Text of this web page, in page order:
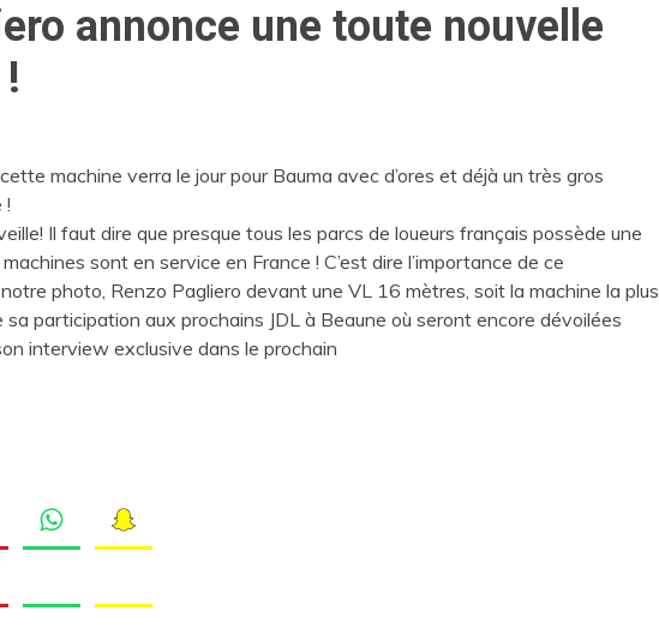
annonce une toute nouvelle
machine verra le jour pour Bauma avec d’ores et déjà un très gros
!
Il faut dire que presque tous les parcs de loueurs français possède une
sont en service en France ! C’est dire l’importance de ce
photo, Renzo Pagliero devant une VL 16 mètres, soit la machine la plus
participation aux prochains JDL à Beaune où seront encore dévoilées
interview exclusive dans le prochain